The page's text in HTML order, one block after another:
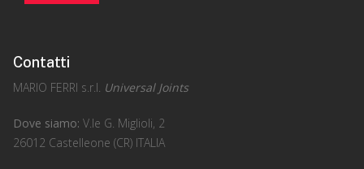
Contatti
MARIO FERRI s.r.l. Universal Joints
Dove siamo: V.le G. Miglioli, 2
26012 Castelleone (CR) ITALIA